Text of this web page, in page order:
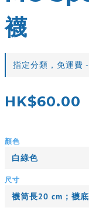
襪
指定分類，免運費
HK$60.00
顏色
尺寸